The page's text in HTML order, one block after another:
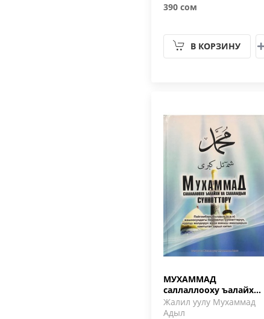
390 сом
В КОРЗИНУ
МУХАММАД
саллаллооху ъалайхи
ва саламдын
сүннөттөрү
Жалил уулу Мухаммад
Адыл